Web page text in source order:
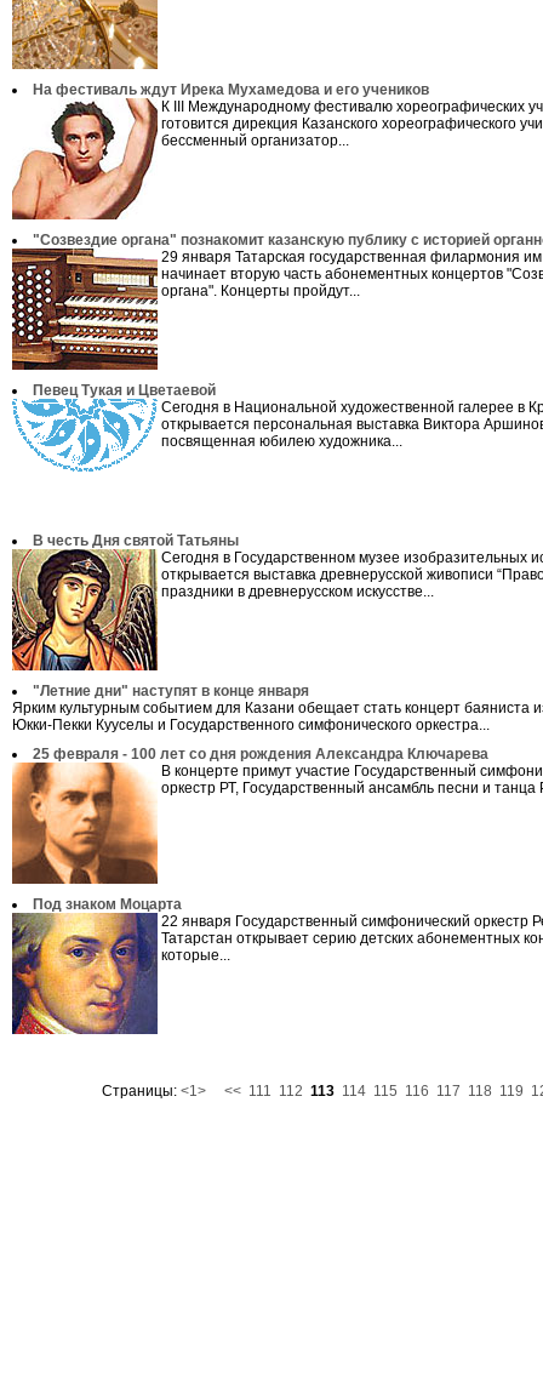
На фестиваль ждут Ирека Мухамедова и его учеников
К III Международному фестивалю хореографических
готовится дирекция Казанского хореографического
бессменный организатор...
"Созвездие органа" познакомит казанскую публику с историей
29 января Татарская государственная филармония
начинает вторую часть абонементных концертов
органа". Концерты пройдут...
Певец Тукая и Цветаевой
Сегодня в Национальной художественной галерее в
открывается персональная выставка Виктора
посвященная юбилею художника...
В честь Дня святой Татьяны
Сегодня в Государственном музее изобразительных
открывается выставка древнерусской живописи
праздники в древнерусском искусстве...
"Летние дни" наступят в конце января
Ярким культурным событием для Казани обещает стать концерт баяниста
Юкки-Пекки Кууселы и Государственного симфонического оркестра...
25 февраля - 100 лет со дня рождения Александра Ключарева
В концерте примут участие Государственный
оркестр РТ, Государственный ансамбль песни и танца
Под знаком Моцарта
22 января Государственный симфонический оркестр
Татарстан открывает серию детских абонементных
которые...
Страницы: <1> << 111 112 113 114 115 116 117 118 119